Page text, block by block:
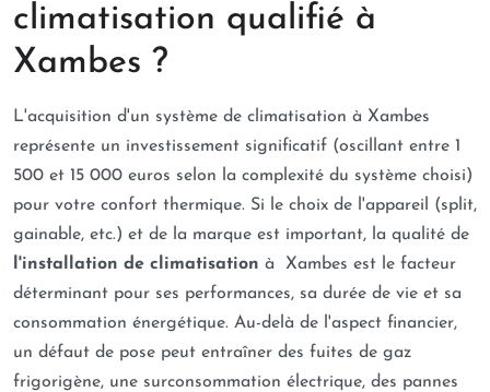
climatisation qualifié à
Xambes ?
L'acquisition d'un système de climatisation à Xambes
représente un investissement significatif (oscillant entre 1
500 et 15 000 euros selon la complexité du système choisi)
pour votre confort thermique. Si le choix de l'appareil (split,
gainable, etc.) et de la marque est important, la qualité de
l'installation de climatisation à Xambes est le facteur
déterminant pour ses performances, sa durée de vie et sa
consommation énergétique. Au-delà de l'aspect financier,
un défaut de pose peut entraîner des fuites de gaz
frigorigène, une surconsommation électrique, des pannes